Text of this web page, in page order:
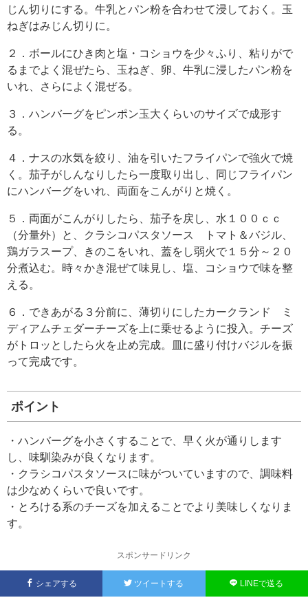
じん切りにする。牛乳とパン粉を合わせて浸しておく。玉
ねぎはみじん切りに。
２．ボールにひき肉と塩・コショウを少々ふり、粘りがで
るまでよく混ぜたら、玉ねぎ、卵、牛乳に浸したパン粉を
いれ、さらによく混ぜる。
３．ハンバーグをピンポン玉大くらいのサイズで成形す
る。
４．ナスの水気を絞り、油を引いたフライパンで強火で焼
く。茄子がしんなりしたら一度取り出し、同じフライパン
にハンバーグをいれ、両面をこんがりと焼く。
５．両面がこんがりしたら、茄子を戻し、水１００ｃｃ
（分量外）と、クラシコパスタソース トマト＆バジル、
鶏ガラスープ、きのこをいれ、蓋をし弱火で１５分～２０
分煮込む。時々かき混ぜて味見し、塩、コショウで味を整
える。
６．できあがる３分前に、薄切りにしたカークランド ミ
ディアムチェダーチーズを上に乗せるように投入。チーズ
がトロッとしたら火を止め完成。皿に盛り付けバジルを振
って完成です。
ポイント
・ハンバーグを小さくすることで、早く火が通りします
し、味馴染みが良くなります。
・クラシコパスタソースに味がついていますので、調味料
は少なめくらいで良いです。
・とろける系のチーズを加えることでより美味しくなりま
す。
スポンサードリンク
シェアする ツイートする LINEで送る